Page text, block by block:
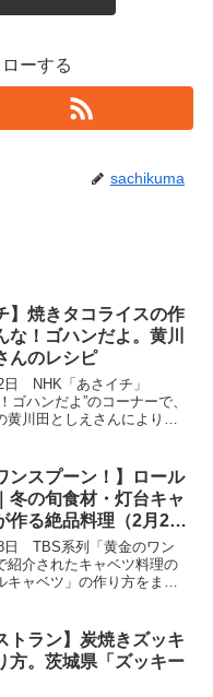
ーする
sachikuma
】焼きタコライスの作
な！ゴハンだよ。黄川
んのレシピ
日 NHK「あさイチ」
ゴハンだよ”のコーナーで、
黄川田としえさんにより
性抜群です。焼きながら作
ズはと...
ンスプーン！】ロール
冬の旬食材・灯台キャ
作る絶品料理（2月28
日 TBS系列「黄金のワン
紹介されたキャベツ料理の
キャベツ」の作り方をまと
好きであるSnow Manの宮舘
トラン】炭焼きズッキ
方。茨城県「ズッキー